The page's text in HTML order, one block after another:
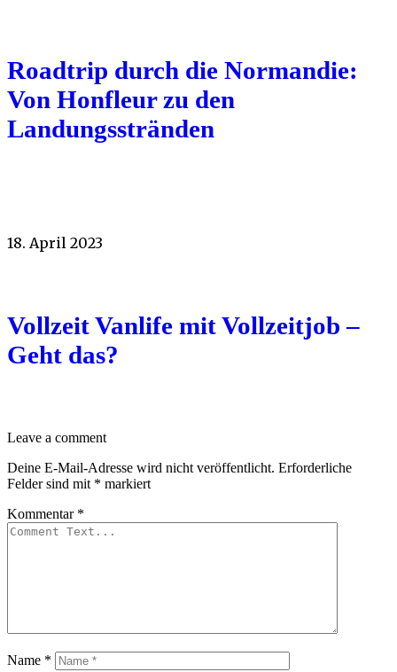
Roadtrip durch die Normandie:
Von Honfleur zu den
Landungsstränden
18. April 2023
Vollzeit Vanlife mit Vollzeitjob –
Geht das?
Leave a comment
Deine E-Mail-Adresse wird nicht veröffentlicht. Erforderliche
Felder sind mit * markiert
Kommentar *
Name *